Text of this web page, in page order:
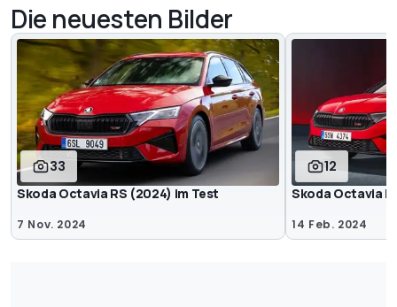
Die neuesten Bilder
33
Skoda Octavia RS (2024) im Test
7 Nov. 2024
12
Skoda Octavia
14 Feb. 2024